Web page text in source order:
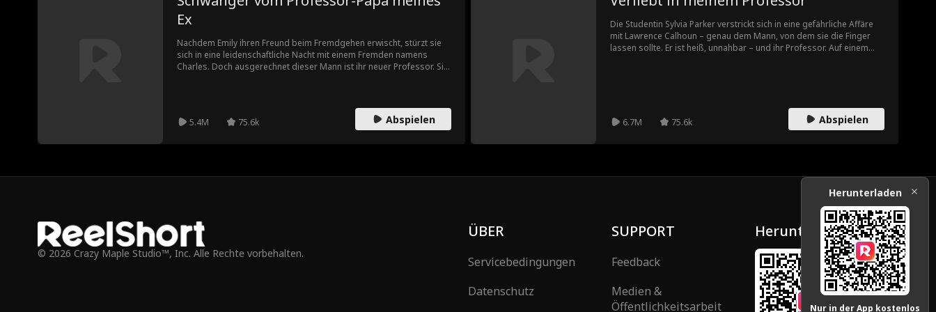
Ex
Nachdem Emily ihren Freund beim Fremdgehen erwischt, stürzt sie
sich in eine leidenschaftliche Nacht mit einem Fremden namens
Charles. Doch ausgerechnet dieser Mann ist ihr neuer Professor. Sie
5.4M 75.6k Abspielen
Die Studentin Sylvia Parker verstrickt sich in eine gefährliche Affäre
mit Lawrence Calhoun – genau dem Mann, von dem sie die Finger
lassen sollte. Er ist heiß, unnahbar – und ihr Professor. Auf einem
6.7M
75.6k Abspielen
© 2026 Crazy Maple Studio™, Inc. Alle Rechte vorbehalten.
ÜBER
Servicebedingungen
Datenschutz
SUPPORT
Feedback
Medien &
Öffentlichkeitsarbeit
Herunterladen
Herunterladen
Nur in der App kostenlos